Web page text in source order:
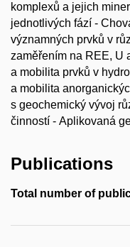
komplexů a jejich
jednotlivých fází -
významných prvků v
zaměřením na REE, U
a mobilita prvků v
a mobilita
s geochemický vývoj
činností - Aplikovaná
Publications
Total number of